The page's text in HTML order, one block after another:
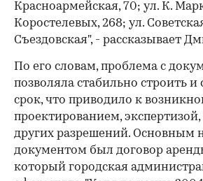
Красноармейская, 70; ул. К.
Коростелевых, 268; ул.
Съездовская", - рассказывает
По его словам, проблема с
позволяла стабильно строить и
срок, что приводило к
проектированием,
других разрешений. Основным
документом был договор
который городская